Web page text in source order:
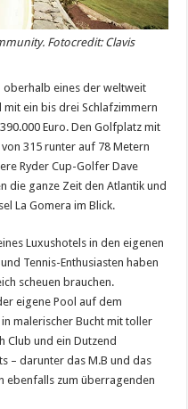
Fotocredit: Clavis
oberhalb eines der weltweit
ein bis drei Schlafzimmern
Euro. Den Golfplatz mit
315 runter auf 78 Metern
Ryder Cup-Golfer Dave
die ganze Zeit den Atlantik und
La Gomera im Blick.
Luxushotels in den eigenen
Tennis-Enthusiasten haben
scheuen brauchen.
eigene Pool auf dem
malerischer Bucht mit toller
Club und ein Dutzend
– darunter das M.B und das
ebenfalls zum überragenden